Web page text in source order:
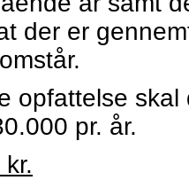
der er
opfattelse
pr. år.